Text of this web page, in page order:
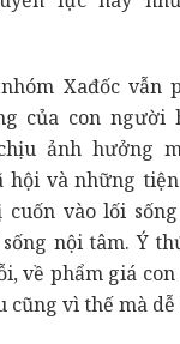
Xađốc vẫn
của con người
ảnh hưởng
hội và những
vào lối
nội tâm. Ý
về phẩm giá
cũng vì thế mà